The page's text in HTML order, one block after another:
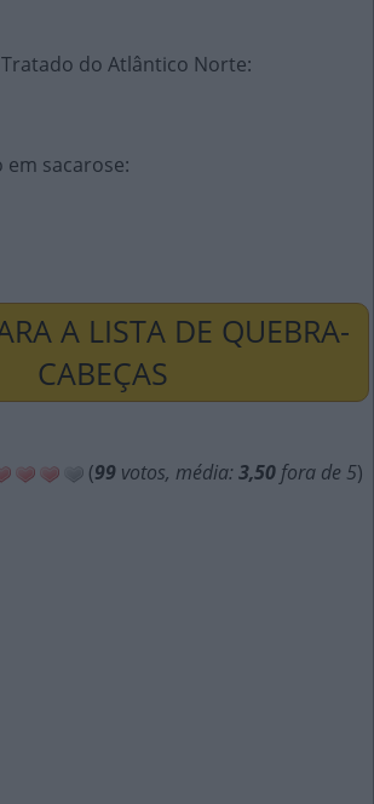
do Atlântico Norte:
em sacarose:
A LISTA DE QUEBRA-
CABEÇAS
(99 votos, média: 3,50 fora de 5)